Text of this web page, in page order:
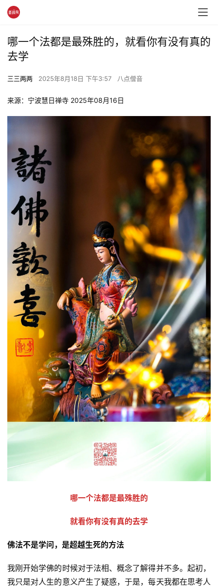
哪一个法都是最殊胜的，就看你有没有真的
去学
三三两两 2025年8月18日 下午3:57 八点僧音
来源：宁波慧日禅寺 2025年08月16日
哪一个法都是最殊胜的
就看你有没有真的去学
佛法不是学问，是超越生死的方法
我刚开始学佛的时候对于法相、概念了解得并不多。起初，
我只是对人生的意义产生了疑惑，于是，每天我都在思考人